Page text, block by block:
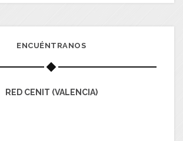
ENCUÉNTRANOS
RED CENIT (VALENCIA)